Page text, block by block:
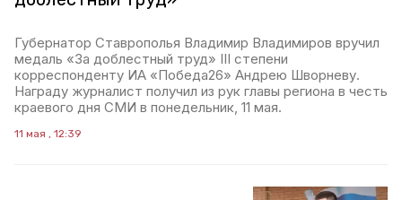
Губернатор Ставрополья Владимир Владимиров вручил
медаль «За доблестный труд» III степени
корреспонденту ИА «Победа26» Андрею Шворневу.
Награду журналист получил из рук главы региона в честь
краевого дня СМИ в понедельник, 11 мая.
11 мая , 12:39